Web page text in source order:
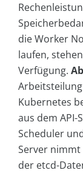
die Worker
laufen,
Verfügung.
Kubernetes
aus dem API-
Scheduler
Server nimmt
der etcd-